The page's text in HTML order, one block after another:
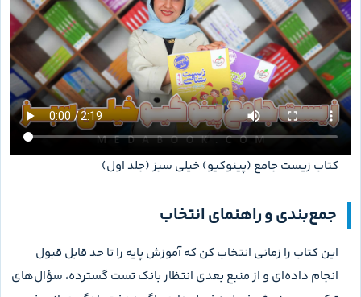
خیلی سبزوزیست دوازدهم خیلی سبزمنابعی با درسنامه، تست و
پاسخ تشریحی است و برای دور اول یا دانش‌آموزی که هنوز آموزش
منسجم می‌خواهد، مسیر کامل‌تری دارد. در مقابل، جلد سؤال
پینوکیو تمرین را جلو می‌اندازد و فرض می‌گیرد مبانی را قبلاً یاد
گرفته‌ای. بنابراین این دو منبع می‌توانند در دو مرحله متفاوت برنامه
قرار بگیرند.
راهنمایمنابع زیست کنکور هم برای مقایسه گزینه‌ها کاربرد دارد.
زمان داری، و آیا بعد از هر تست به پاسخ تشریحی دسترسی داری؟
کتاب‌هایی که خریداران مدابوک همراه این کتاب
می‌خرند